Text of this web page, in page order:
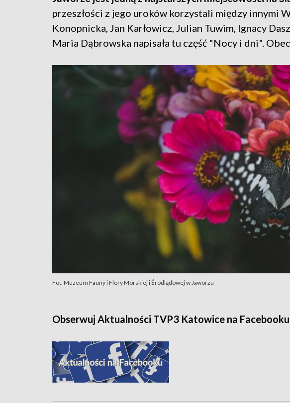
przeszłości z jego uroków korzystali między innymi
Konopnicka, Jan Karłowicz, Julian Tuwim, Ignacy
Maria Dąbrowska napisała tu część "Nocy i dni".
Fot. Muzeum Fauny i Flory Morskiej i Śródlądowej w Jaworzu
Obserwuj Aktualności TVP3 Katowice na Facebooku